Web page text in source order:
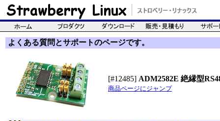
よくある質問とサポートのページです。
[#12485] ADM2582E 絶縁型
商品ページにジャンプ